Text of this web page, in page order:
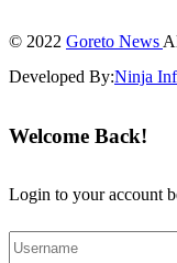
© 2022 Goreto News
Developed By:Ninja
Welcome Back!
Login to your account